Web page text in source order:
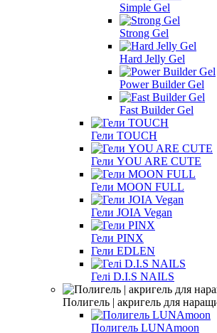
Simple Gel
Strong Gel
Hard Jelly Gel
Power Builder Gel
Fast Builder Gel
Гели TOUCH
Гели YOU ARE CUTE
Гели MOON FULL
Гели JOIA Vegan
Гели PINX
Гели EDLEN
Гелі D.I.S NAILS
Полигель | акригель для
Полигель LUNAmoon